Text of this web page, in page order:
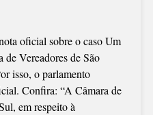
oficial sobre o caso Um
Vereadores de São
isso, o parlamento
Confira: “A Câmara de
em respeito à